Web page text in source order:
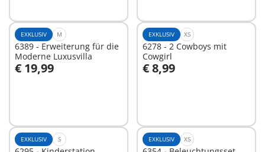
EXKLUSIV M
6389 - Erweiterung für die
Moderne Luxusvilla
€ 19,99
In den Warenkorb
EXKLUSIV XS
6278 - 2 Cowboys mit
Cowgirl
€ 8,99
In den Warenkorb
EXKLUSIV S EXKLUSIV XS